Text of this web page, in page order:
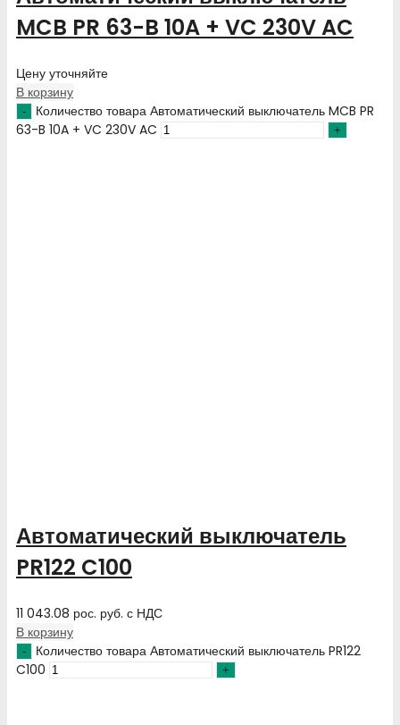
MCB PR 63-B 10A + VC 230V AC
Цену уточняйте
В корзину
Количество товара Автоматический выключатель MCB PR
63-B 10A + VC 230V AC
Автоматический выключатель
PR122 C100
11 043.08 рос. руб. с НДС
В корзину
Количество товара Автоматический выключатель PR122
C100